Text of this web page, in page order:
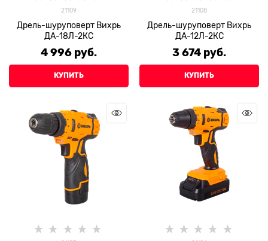
21109
Дрель-шуруповерт Вихрь
ДА-18Л-2КC
4 996 руб.
КУПИТЬ
21108
Дрель-шуруповерт Вихрь
ДА-12Л-2КC
3 674 руб.
КУПИТЬ